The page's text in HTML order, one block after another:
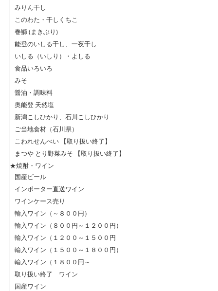
みりん干し
このわた・干しくちこ
巻鰤 (まきぶり)
能登のいしる干し、一夜干し
いしる（いしり）・よしる
食品いろいろ
みそ
醤油・調味料
奥能登 天然塩
新潟こしひかり、石川こしひかり
ご当地食材（石川県）
こわれせんべい 【取り扱い終了】
まつや とり野菜みそ 【取り扱い終了】
★焼酎・ワイン
国産ビール
インポーター直送ワイン
ワインケース売り
輸入ワイン（～８００円）
輸入ワイン（８００円～１２００円）
輸入ワイン（１２００～１５００円
輸入ワイン（１５００～１８００円）
輸入ワイン（１８００円～
取り扱い終了 ワイン
国産ワイン